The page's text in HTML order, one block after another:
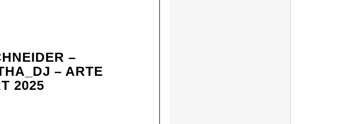
–
– ARTE
2025